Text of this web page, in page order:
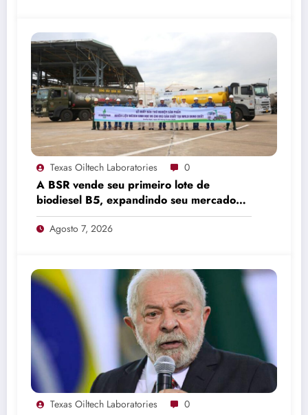
Texas Oiltech Laboratories 0
A BSR vende seu primeiro lote de
biodiesel B5, expandindo seu mercado
de combustíveis ecológicos.
Agosto 7, 2026
Texas Oiltech Laboratories 0